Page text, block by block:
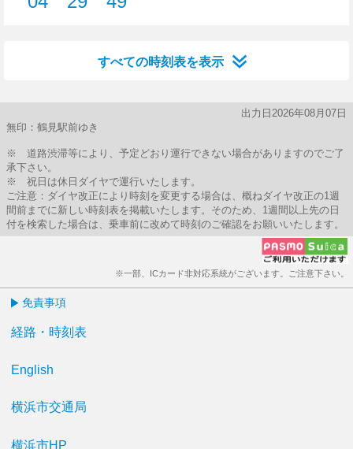
すべての時刻表を表示
出力日2026年08月07日
無印：鶴見駅前ゆき
※ 道路渋滞等により、予定どおり運行できない場合がありますのでご了
承下さい。
※ 祝日は休日ダイヤで運行いたします。
ご注意：ダイヤ改正により時刻を変更する場合は、概ねダイヤ改正の1週
間前までに新しい時刻表を掲載いたします。そのため、1週間以上先の日
付を検索した場合は、乗車前に改めて時刻のご確認をお願いいたします。
※一部、ICカード非対応系統がございます。ご注意下さい。
免責事項
経路・時刻表
English
横浜市交通局
横浜市HP